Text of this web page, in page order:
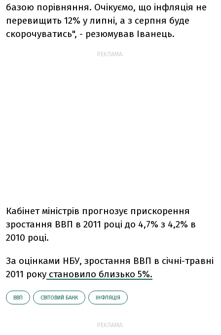
базою порівняння. Очікуємо, що інфляція не
перевищить 12% у липні, а з серпня буде
скорочуватись", - резюмував Іванець.
РЕКЛАМА:
Кабінет міністрів прогнозує прискорення
зростання ВВП в 2011 році до 4,7% з 4,2% в
2010 році.
За оцінками НБУ, зростання ВВП в січні-травні
2011 року становило близько 5%.
ВВП СВІТОВИЙ БАНК ІНФЛЯЦІЯ
РЕКЛАМА: